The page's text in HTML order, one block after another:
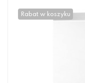
Rabat w koszyku